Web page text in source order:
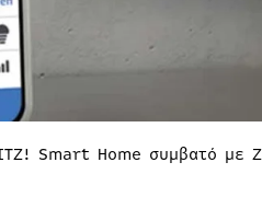
Smart Home συμβατό με